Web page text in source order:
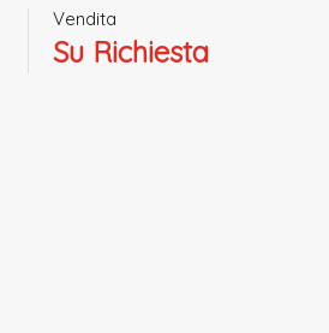
Vendita
Su Richiesta